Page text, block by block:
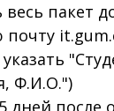
пакет
Ф.И.О.")
дней после